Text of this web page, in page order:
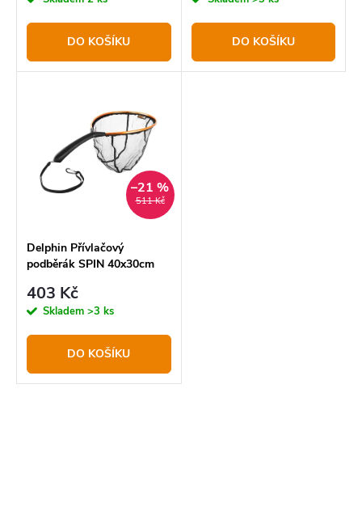
ů
u
t
DO KOŠÍKU DO KOŠÍKU
511 Kč
–21 %
Delphin Přívlačový
podběrák SPIN 40x30cm
403 Kč
Skladem >3 ks
DO KOŠÍKU